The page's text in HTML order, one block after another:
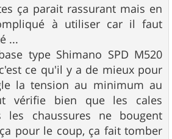
ça parait rassurant mais en
à utiliser car il faut
...
type Shimano SPD M520
ce qu'il y a de mieux pour
la tension au minimum au
vérifie bien que les cales
les chaussures ne bougent
pour le coup, ça fait tomber